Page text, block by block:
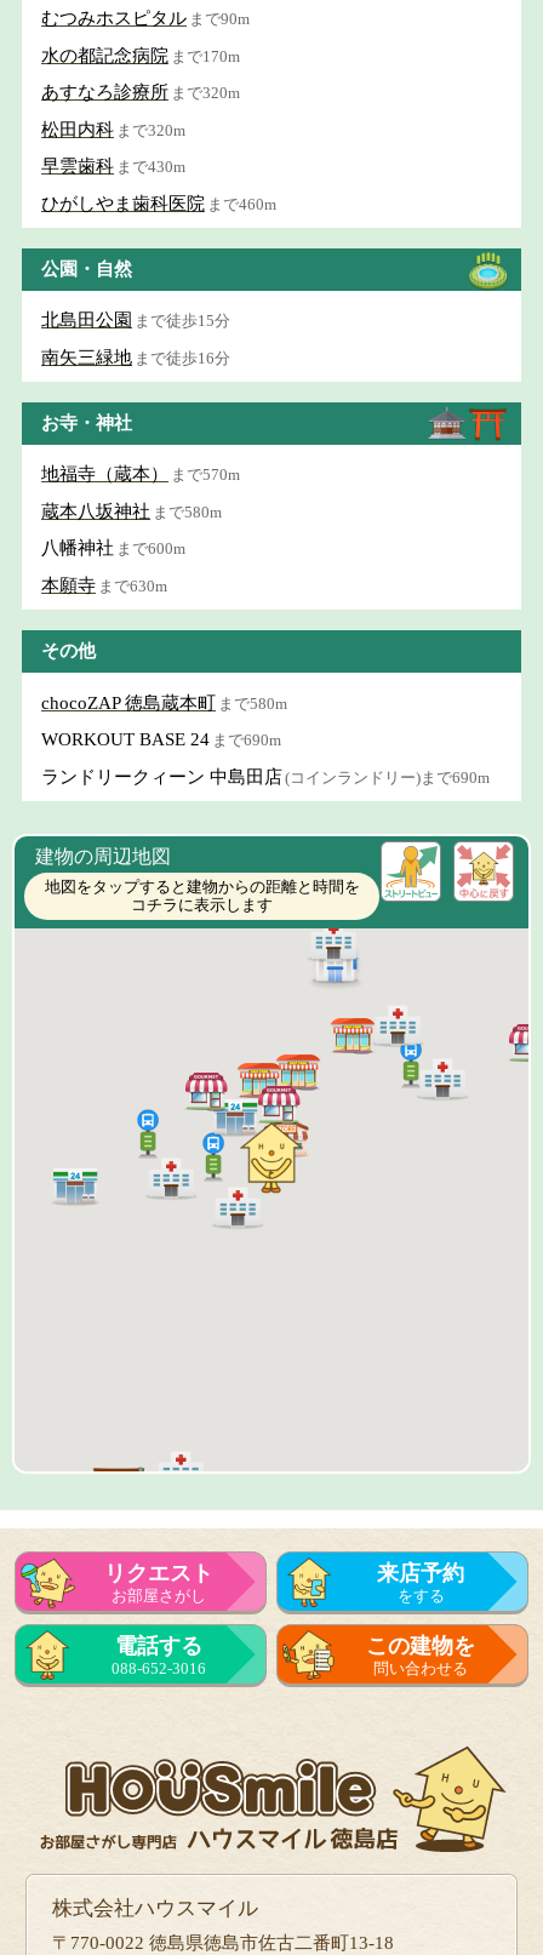
むつみホスピタル まで90m
水の都記念病院 まで170m
あすなろ診療所 まで320m
松田内科 まで320m
早雲歯科 まで430m
ひがしやま歯科医院 まで460m
公園・自然
北島田公園 まで徒歩15分
南矢三緑地 まで徒歩16分
お寺・神社
地福寺（蔵本） まで570m
蔵本八坂神社 まで580m
八幡神社 まで600m
本願寺 まで630m
その他
chocoZAP 徳島蔵本町 まで580m
WORKOUT BASE 24 まで690m
ランドリークィーン 中島田店(コインランドリー)まで690m
建物の周辺地図
地図をタップすると建物からの距離と時間を
コチラに表示します
リクエスト
お部屋さがし
来店予約
をする
来店予約
をする
電話する
088-652-3016
この建物を
問い合わせる
株式会社ハウスマイル
〒770-0022 徳島県徳島市佐古二番町13-18